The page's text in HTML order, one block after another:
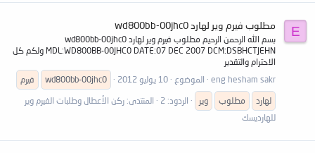
E مطلوب فيرم وير لهارد wd800bb-00jhc0
بسم الله الرحمن الرحيم مطلوب فيرم وير لهارد wd800bb-00jhc0
MDL:WD800BB-00JHC0 DATE:07 DEC 2007 DCM:DSBHCTJEHN ولكم كل
الاحترام والتقدير
eng hesham sakr
الموضوع 10 يوليو 2012 wd800bb-00jhc0
فيرم
لهارد
مطلوب وير الردود: 2 المنتدى: ركن الأعطال وطلبات الفيرم وير
للهارديسك